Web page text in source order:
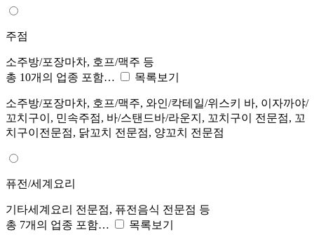
주점
소주방/포장마차, 호프/맥주 등
총 10개의 업종 포함…
목록보기
소주방/포장마차, 호프/맥주, 와인/칵테일/위스키 바, 이자까야/
꼬치구이, 민속주점, 바/스탠드바/라운지, 꼬치구이 전문점, 꼬
치구이전문점, 닭꼬치 전문점, 양꼬치 전문점
퓨전/세계요리
기타세계요리 전문점, 퓨전음식 전문점 등
총 7개의 업종 포함…
목록보기